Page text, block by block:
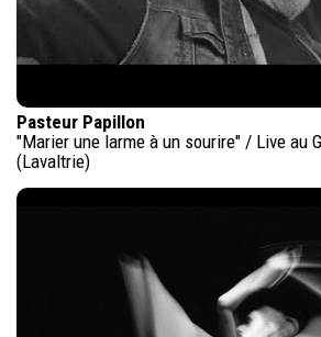
Pasteur Papillon
"Marier une larme à un sourire" / Live au
(Lavaltrie)